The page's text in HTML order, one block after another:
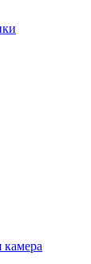
камера